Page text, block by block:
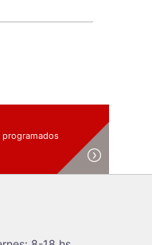
programados